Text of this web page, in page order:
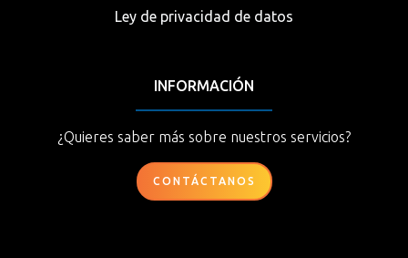
Ley de privacidad de datos
INFORMACIÓN
¿Quieres saber más sobre nuestros servicios?
CONTÁCTANOS